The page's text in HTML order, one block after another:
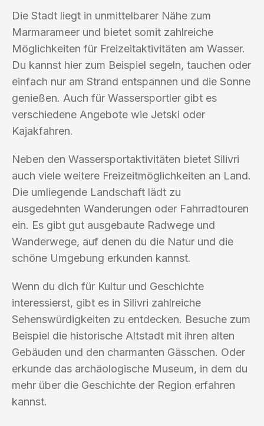
Die Stadt liegt in unmittelbarer Nähe zum
Marmarameer und bietet somit zahlreiche
Möglichkeiten für Freizeitaktivitäten am Wasser.
Du kannst hier zum Beispiel segeln, tauchen oder
einfach nur am Strand entspannen und die Sonne
genießen. Auch für Wassersportler gibt es
verschiedene Angebote wie Jetski oder
Kajakfahren.
Neben den Wassersportaktivitäten bietet Silivri
auch viele weitere Freizeitmöglichkeiten an Land.
Die umliegende Landschaft lädt zu
ausgedehnten Wanderungen oder Fahrradtouren
ein. Es gibt gut ausgebaute Radwege und
Wanderwege, auf denen du die Natur und die
schöne Umgebung erkunden kannst.
Wenn du dich für Kultur und Geschichte
interessierst, gibt es in Silivri zahlreiche
Sehenswürdigkeiten zu entdecken. Besuche zum
Beispiel die historische Altstadt mit ihren alten
Gebäuden und den charmanten Gässchen. Oder
erkunde das archäologische Museum, in dem du
mehr über die Geschichte der Region erfahren
kannst.